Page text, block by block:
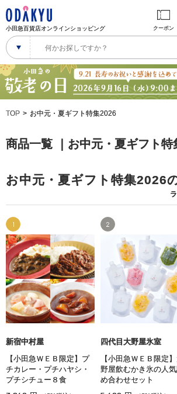
小田急百貨店オンラインショッピング クーポン
TOP お中元・夏ギフト特集2026
商品一覧 ｜お中元・夏ギフト特
お中元・夏ギフト特集2026
1
新宿中村屋
【小田急ＷＥＢ限定】プ
チカレー・プチハヤシ・
プチシチュー８食
2
四代目大野屋氷室
【小田急ＷＥＢ限定
野屋飲むかき氷の人
め合わせセット